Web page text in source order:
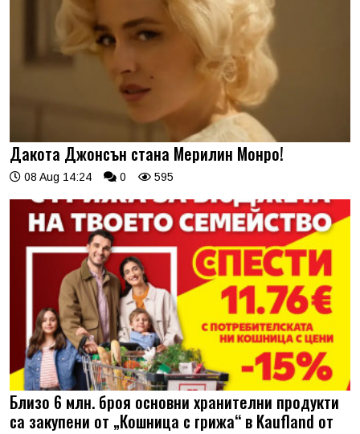
Дакота Джонсън стана Мерилин Монро!
08 Aug 14:24 0 595
Близо 6 млн. броя основни хранителни продукти
са закупени от „Кошница с грижа“ в Kaufland от